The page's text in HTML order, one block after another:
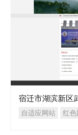
宿迁市湖滨新区
自适应网站 红色